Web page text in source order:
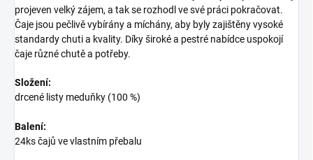
projeven velký zájem, a tak se rozhodl ve své práci pokračovat.
Čaje jsou pečlivě vybírány a míchány, aby byly zajištěny vysoké
standardy chuti a kvality. Díky široké a pestré nabídce uspokojí
čaje různé chutě a potřeby.
Složení:
drcené listy meduňky (100 %)
Balení:
24ks čajů ve vlastním přebalu